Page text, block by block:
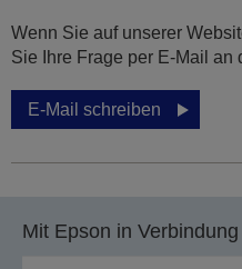
Wenn Sie auf unserer
Sie Ihre Frage per E-Mail an
E-Mail schreiben
Mit Epson in